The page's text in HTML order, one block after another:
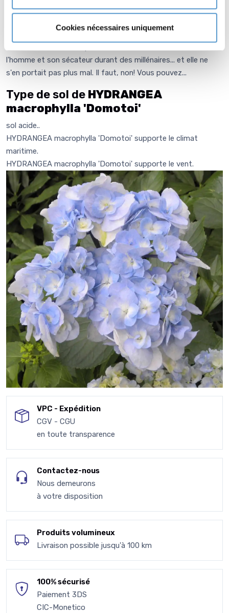
Cookies nécessaires uniquement
travaux d'élagage. Exemple : Placer un hortensia 'Hambourg'
Souvent il nous est demandé: Faut-il tailler les hortensias?
l'homme et son sécateur durant des millénaires... et elle ne
s'en portait pas plus mal. Il faut, non! Vous pouvez...
Type de sol de HYDRANGEA
macrophylla 'Domotoi'
sol acide..
HYDRANGEA macrophylla 'Domotoi' supporte le climat
maritime.
HYDRANGEA macrophylla 'Domotoi' supporte le vent.
VPC - Expédition
CGV - CGU
en toute transparence
Contactez-nous
Nous demeurons
à votre disposition
Produits volumineux
Livraison possible jusqu'à 100 km
100% sécurisé
Paiement 3DS
CIC-Monetico